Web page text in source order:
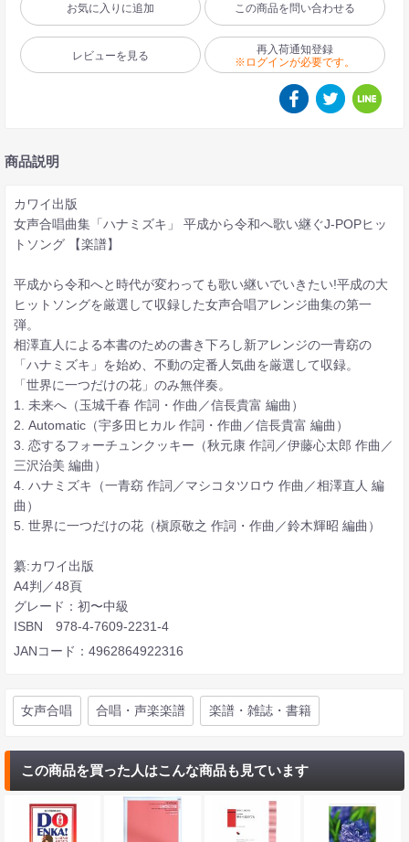
お気に入りに追加 この商品を問い合わせる
レビューを見る
再入荷通知登録
※ログインが必要です。
商品説明
カワイ出版
女声合唱曲集「ハナミズキ」 平成から令和へ歌い継ぐJ-POPヒッ
トソング 【楽譜】
平成から令和へと時代が変わっても歌い継いでいきたい!平成の大
ヒットソングを厳選して収録した女声合唱アレンジ曲集の第一
弾。
相澤直人による本書のための書き下ろし新アレンジの一青窈の
「ハナミズキ」を始め、不動の定番人気曲を厳選して収録。
「世界に一つだけの花」のみ無伴奏。
1. 未来へ（玉城千春 作詞・作曲／信長貴富 編曲）
2. Automatic（宇多田ヒカル 作詞・作曲／信長貴富 編曲）
3. 恋するフォーチュンクッキー（秋元康 作詞／伊藤心太郎 作曲／
三沢治美 編曲）
4. ハナミズキ（一青窈 作詞／マシコタツロウ 作曲／相澤直人 編
曲）
5. 世界に一つだけの花（槇原敬之 作詞・作曲／鈴木輝昭 編曲）
纂:カワイ出版
A4判／48頁
グレード：初〜中級
ISBN 978-4-7609-2231-4
JANコード：4962864922316
女声合唱 合唱・声楽楽譜 楽譜・雑誌・書籍
この商品を買った人はこんな商品も見ています